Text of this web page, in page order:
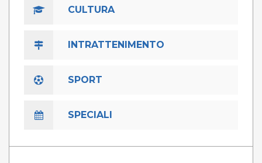
CULTURA
INTRATTENIMENTO
SPORT
SPECIALI